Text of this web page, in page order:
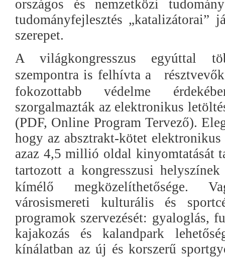
országos és nemzetközi
tudományfejlesztés „katalizátorai”
szerepet.
A világkongresszus egyúttal
szempontra is felhívta a
fokozottabb védelme
szorgalmazták az elektronikus
(PDF, Online Program Tervező).
hogy az absztrakt-kötet
azaz 4,5 millió oldal kinyomtatását
tartozott a kongresszusi
kímélő megközelíthetősége.
városismereti kulturális és
programok szervezését: gyaloglás,
kajakozás és kalandpark
kínálatban az új és korszerű